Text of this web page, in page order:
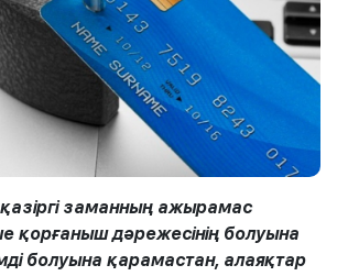
заманның ажырамас
қорғаныш дәрежесінің болуына
болуына қарамастан, алаяқтар